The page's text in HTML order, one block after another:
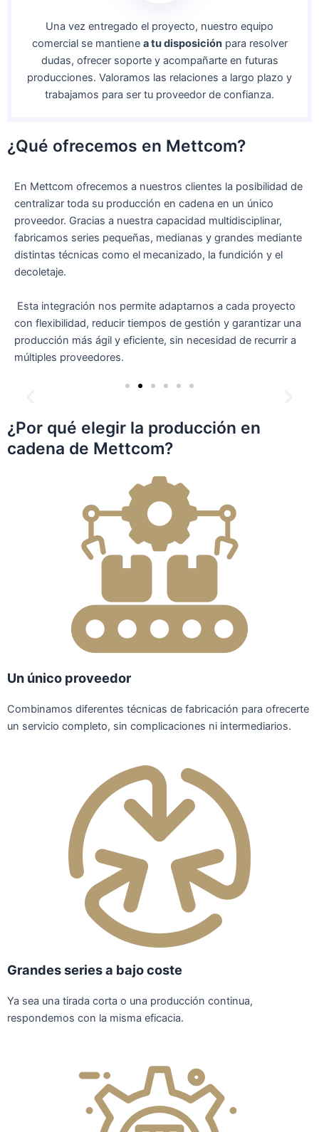
Una vez entregado el proyecto, nuestro equipo
comercial se mantiene a tu disposiciónpara resolver
dudas, ofrecer soporte y acompañarte en futuras
producciones. Valoramos las relaciones a largo plazo y
trabajamos para ser tu proveedor de confianza.
¿Qué ofrecemos en Mettcom?
En Mettcom ofrecemos a nuestros clientes la posibilidad de
centralizar toda su producción en cadena en un único
proveedor. Gracias a nuestra capacidad multidisciplinar,
fabricamos series pequeñas, medianas y grandes mediante
distintas técnicas como el mecanizado, la fundición y el
decoletaje.
Esta integración nos permite adaptarnos a cada proyecto
con flexibilidad, reducir tiempos de gestión y garantizar una
producción más ágil y eficiente, sin necesidad de recurrir a
múltiples proveedores.
ideales para componentes técnicos con tolerancias
ajustadas.
¿Por qué elegir la producción en
cadena de Mettcom?
Un único proveedor
Combinamos diferentes técnicas de fabricación para ofrecerte
un servicio completo, sin complicaciones ni intermediarios.
Grandes series a bajo coste
Ya sea una tirada corta o una producción continua,
respondemos con la misma eficacia.